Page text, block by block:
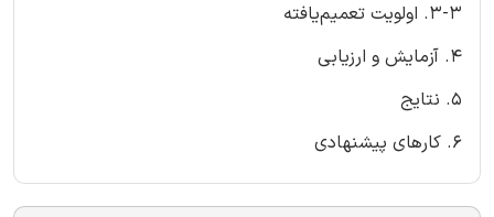
3-3. اولویت تعمیم‌یافته
4. آزمایش و ارزیابی
5. نتایج
6. کارهای پیشنهادی